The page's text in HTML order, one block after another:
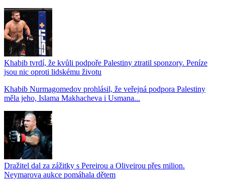
Khabib tvrdí, že kvůli podpoře Palestiny ztratil sponzory. Peníze
jsou nic oproti lidskému životu
Khabib Nurmagomedov prohlásil, že veřejná podpora Palestiny
měla jeho, Islama Makhacheva i Usmana...
Dražitel dal za zážitky s Pereirou a Oliveirou přes milion.
Neymarova aukce pomáhala dětem